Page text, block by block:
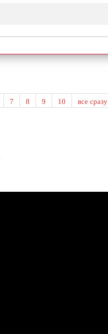
7 8 9 10 все сразу